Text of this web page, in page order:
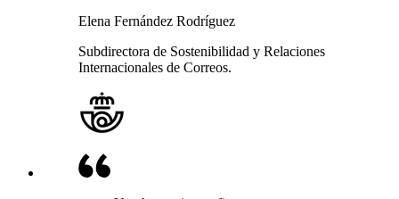
Elena Fernández Rodríguez
Subdirectora de Sostenibilidad y Relaciones
Internacionales de Correos.